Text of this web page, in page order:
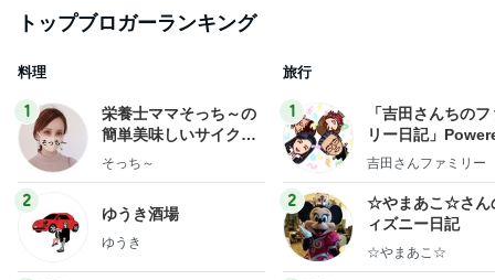
トップブロガーランキング
料理
1
栄養士ママそっち～の
簡単美味しいサイクル
献立
そっち～
2
ゆうき酒場
ゆうき
旅行
1
「吉田さんちの
リー日記」
y Ameba 吉田さ
ログ
吉田さんファミリー
2
☆やまあこ☆さん
ィズニー日記
☆やまあこ☆